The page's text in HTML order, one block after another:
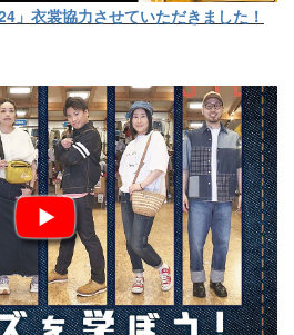
」衣裳協力させていただきました！